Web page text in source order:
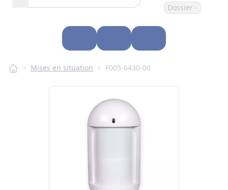
Dossier -
> Mises en situation > F005-6430-00